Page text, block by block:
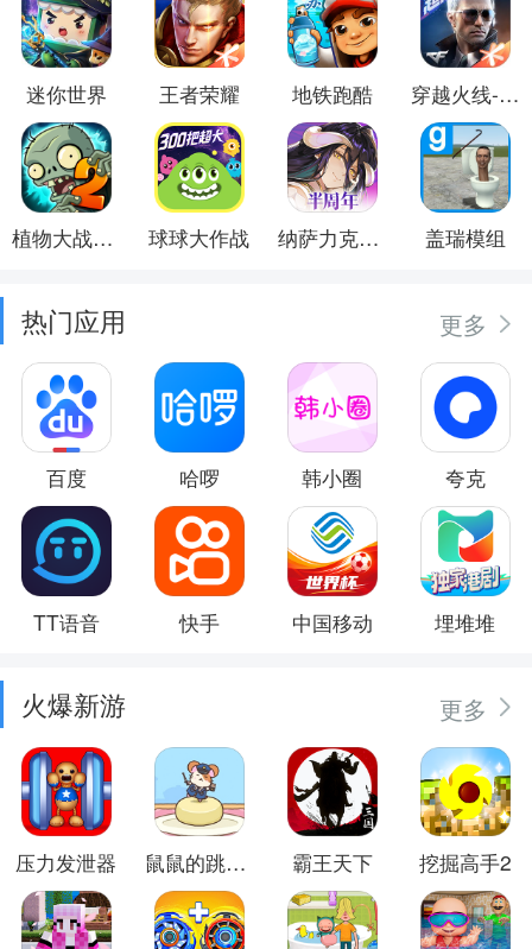
迷你世界 王者荣耀 地铁跑酷 穿越火线-枪战王者
植物大战僵尸2 球球大作战 纳萨力克之王 盖瑞模组
热门应用 更多
百度 哈啰 韩小圈 夸克
TT语音 快手 中国移动 埋堆堆
火爆新游 更多
压力发泄器 鼠鼠的跳跃冒险 霸王天下 挖掘高手2